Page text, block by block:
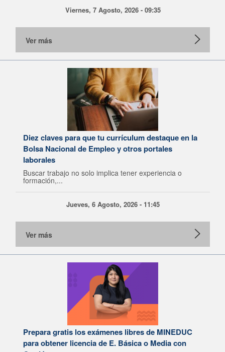
Viernes, 7 Agosto, 2026 - 09:35
Ver más
Diez claves para que tu currículum destaque en la
Bolsa Nacional de Empleo y otros portales
laborales
Buscar trabajo no solo implica tener experiencia o
formación,...
Jueves, 6 Agosto, 2026 - 11:45
Ver más
Prepara gratis los exámenes libres de MINEDUC
para obtener licencia de E. Básica o Media con